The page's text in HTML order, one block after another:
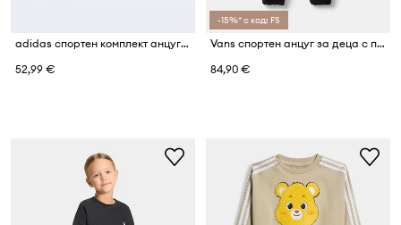
adidas спортен комплект анцуг за деца с памук
52,99 €
-15%* с код: FS
Vans спортен анцуг за деца с памук Double Standard FZ Set
84,90 €